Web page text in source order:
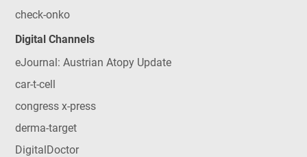
check-onko
Digital Channels
eJournal: Austrian Atopy Update
car-t-cell
congress x-press
derma-target
DigitalDoctor